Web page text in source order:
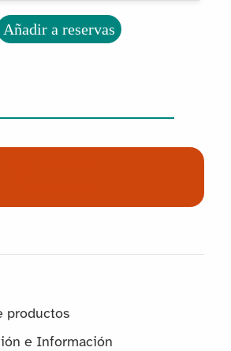
con cascabel cantidad
Añadir a reservas
productos
e Información